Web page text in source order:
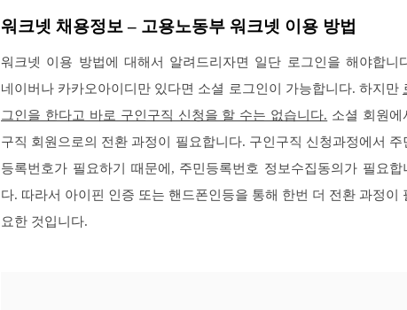
워크넷 채용정보 – 고용노동부 워크넷 이용 방법
워크넷 이용 방법에 대해서 알려드리자면 일단 로그인을 해야합니
네이버나 카카오아이디만 있다면 소셜 로그인이 가능합니다. 하지만
그인을 한다고 바로 구인구직 신청을 할 수는 없습니다. 소셜 회원에
구직 회원으로의 전환 과정이 필요합니다. 구인구직 신청과정에서 주
등록번호가 필요하기 때문에, 주민등록번호 정보수집동의가 필요합
다. 따라서 아이핀 인증 또는 핸드폰인등을 통해 한번 더 전환 과정이
요한 것입니다.